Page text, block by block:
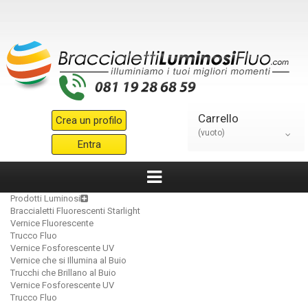
Crea un profilo
Entra
Carrello
(vuoto)
Prodotti Luminosi
Braccialetti Fluorescenti Starlight
Vernice Fluorescente
Trucco Fluo
Vernice Fosforescente UV
Vernice che si Illumina al Buio
Trucchi che Brillano al Buio
Vernice Fosforescente UV
Trucco Fluo